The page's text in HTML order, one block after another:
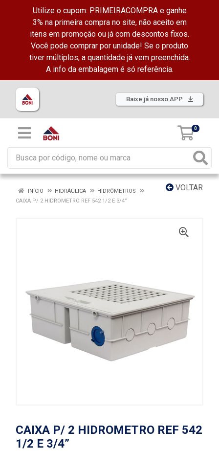
Utilize o cupom: PRIMEIRACOMPRA e ganhe
3% na primeira compra no site, não aceito em
itens em promoção ou já com descontos fixos.
Você pode comprar por unidade! Se o produto
tiver múltiplos, a quantidade já vem preenchida.
A info da embalagem é só referência.
Baixe já nosso APP
0
VOLTAR
INÍCIO HIDRÁULICA
HIDRÔMETROS
CAIXA P/ 2 HIDROMETRO REF 542 1/2 E 3/4”
CAIXA P/ 2 HIDROMETRO REF 542
1/2 E 3/4”